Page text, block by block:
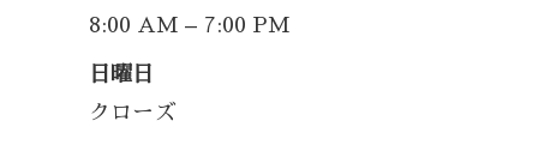
8:00 AM – 7:00 PM
日曜日
クローズ